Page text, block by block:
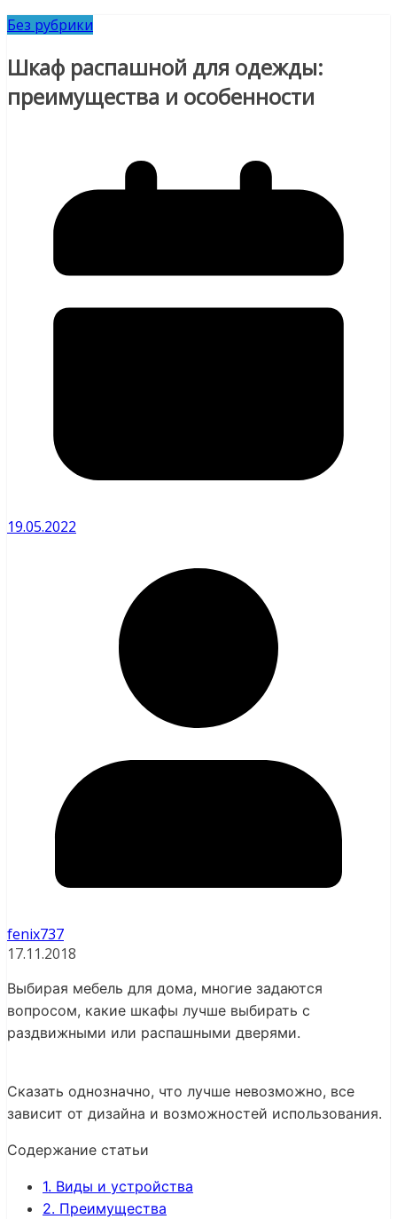
Без рубрики
Шкаф распашной для одежды:
преимущества и особенности
19.05.2022
fenix737
17.11.2018
Выбирая мебель для дома, многие задаются
вопросом, какие шкафы лучше выбирать с
раздвижными или распашными дверями.
Сказать однозначно, что лучше невозможно, все
зависит от дизайна и возможностей использования.
Содержание статьи
1. Виды и устройства
2. Преимущества